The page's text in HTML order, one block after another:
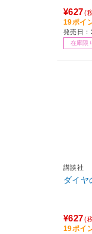
¥627 (
19ポイ
発売日
在庫限
講談社
¥627 (
19ポイ